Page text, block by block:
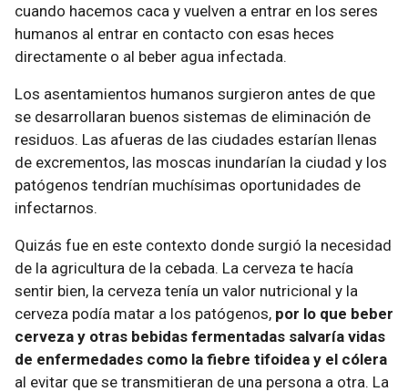
cuando hacemos caca y vuelven a entrar en los seres
humanos al entrar en contacto con esas heces
directamente o al beber agua infectada.
Los asentamientos humanos surgieron antes de que
se desarrollaran buenos sistemas de eliminación de
residuos. Las afueras de las ciudades estarían llenas
de excrementos, las moscas inundarían la ciudad y los
patógenos tendrían muchísimas oportunidades de
infectarnos.
Quizás fue en este contexto donde surgió la necesidad
de la agricultura de la cebada. La cerveza te hacía
sentir bien, la cerveza tenía un valor nutricional y la
cerveza podía matar a los patógenos, por lo que beber
cerveza y otras bebidas fermentadas salvaría vidas
de enfermedades como la fiebre tifoidea y el cólera
al evitar que se transmitieran de una persona a otra. La